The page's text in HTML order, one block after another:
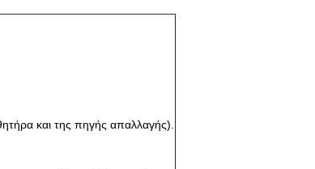
και της πηγής απαλλαγής).